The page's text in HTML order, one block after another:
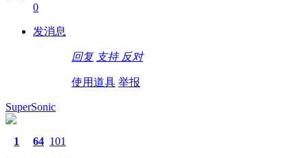
0
发消息
回复 支持 反对
使用道具 举报
SuperSonic
1 64 101